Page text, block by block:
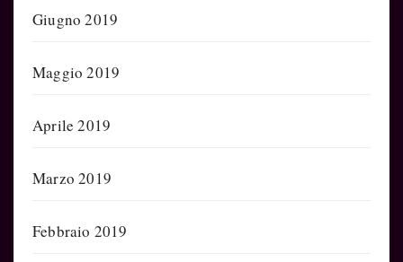
Giugno 2019
Maggio 2019
Aprile 2019
Marzo 2019
Febbraio 2019